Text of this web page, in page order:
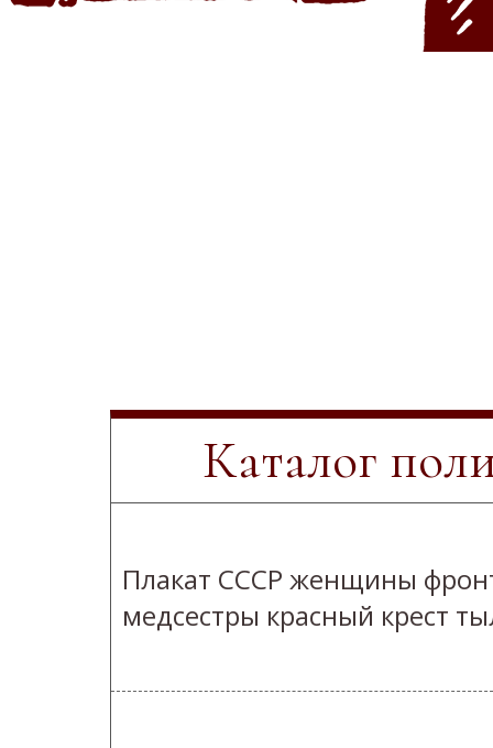
Каталог
Плакат СССР женщины
медсестры красный крест